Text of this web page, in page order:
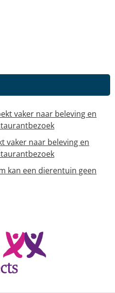
vaker naar beleving en
vaker naar beleving en
kan een dierentuin geen